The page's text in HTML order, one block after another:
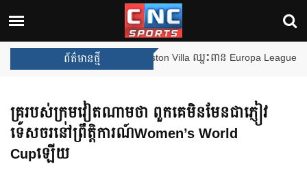
ព័ត៌មានថ្មី
ឈ្នះពានរង្វាន់បន្ថែមទៀត បន្ទាប់ពី Aston Villa ឈ្នះពាន Europa League
គ្រូរបស់ក្រុមវៀតណាមថា ពួកគេមិនមែនជាភ្ញៀវ
ទេសចរនៅព្រឹត្តិការណ៍Women’s World
Cupឡើយ